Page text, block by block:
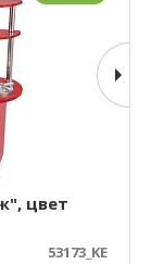
цвет
53173_KE